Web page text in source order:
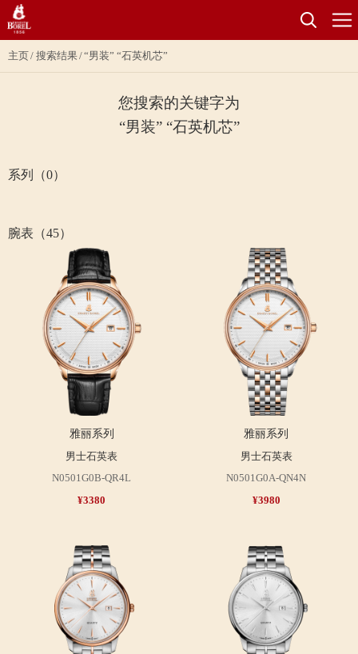
主页 搜索结果 “男装” “石英机芯”
您搜索的关键字为
“男装” “石英机芯”
系列（0）
腕表（45）
雅丽系列
男士石英表
N0501G0B-QR4L
¥3380
雅丽系列
男士石英表
N0501G0A-QN4N
¥3980